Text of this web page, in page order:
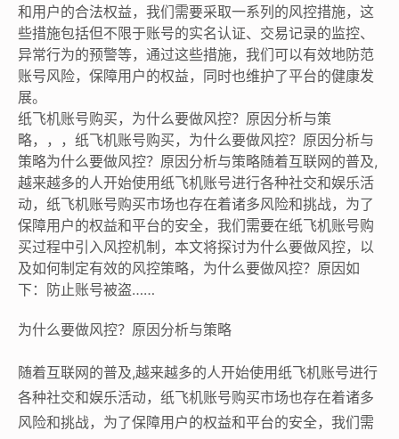
和用户的合法权益，我们需要采取一系列的风控措施，这
些措施包括但不限于账号的实名认证、交易记录的监控、
异常行为的预警等，通过这些措施，我们可以有效地防范
账号风险，保障用户的权益，同时也维护了平台的健康发
展。
纸飞机账号购买，为什么要做风控？原因分析与策
略，，，纸飞机账号购买，为什么要做风控？原因分析与
策略为什么要做风控？原因分析与策略随着互联网的普及,
越来越多的人开始使用纸飞机账号进行各种社交和娱乐活
动，纸飞机账号购买市场也存在着诸多风险和挑战，为了
保障用户的权益和平台的安全，我们需要在纸飞机账号购
买过程中引入风控机制，本文将探讨为什么要做风控，以
及如何制定有效的风控策略，为什么要做风控？原因如
下：防止账号被盗……
为什么要做风控？原因分析与策略
随着互联网的普及,越来越多的人开始使用纸飞机账号进行
各种社交和娱乐活动，纸飞机账号购买市场也存在着诸多
风险和挑战，为了保障用户的权益和平台的安全，我们需